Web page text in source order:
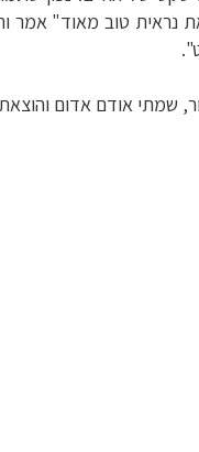
נראית טוב מאוד" אמר
שמתי אודם אדום